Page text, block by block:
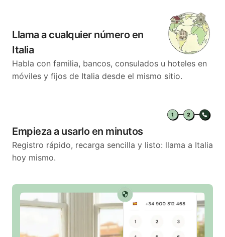
Llama a cualquier número en
Italia
Habla con familia, bancos, consulados u hoteles en
móviles y fijos de Italia desde el mismo sitio.
Empieza a usarlo en minutos
Registro rápido, recarga sencilla y listo: llama a Italia
hoy mismo.